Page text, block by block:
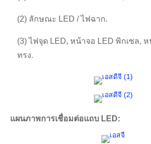
(2) ลักษณะ LED / ไฟฉาก.
(3) ไฟจุด LED, หน้าจอ LED พิกเซล, ห
ทรง.
แผนภาพการเชื่อมต่อแถบ LED: